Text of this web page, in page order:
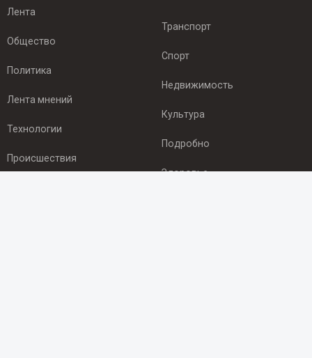
Лента
Общество
Политика
Лента мнений
Технологии
Происшествия
Транспорт
Спорт
Недвижимость
Культура
Подробно
Здоровье